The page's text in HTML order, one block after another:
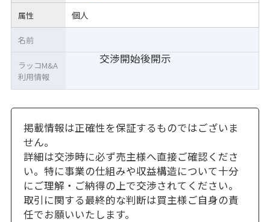
属性 個人
交渉開始後開示
名前
ラッコM&A
利用情報
掲載情報は正確性を保証するものではございま
せん。
詳細は交渉時に必ず売主様へ直接ご確認くださ
い。特に事業の仕組みや収益構造について十分
にご理解・ご納得の上で交渉されてください。
取引に関する最終的な判断は買主様ご自身の責
任でお願いいたします。